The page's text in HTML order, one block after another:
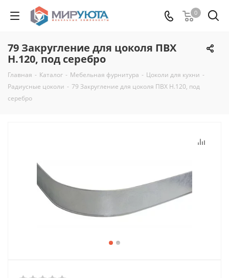
0
79 Закругление для цоколя ПВХ
Н.120, под серебро
Главная - Каталог - Мебельная фурнитура - Цоколи для кухни -
Радиусные цоколи - 79 Закругление для цоколя ПВХ Н.120, под
серебро